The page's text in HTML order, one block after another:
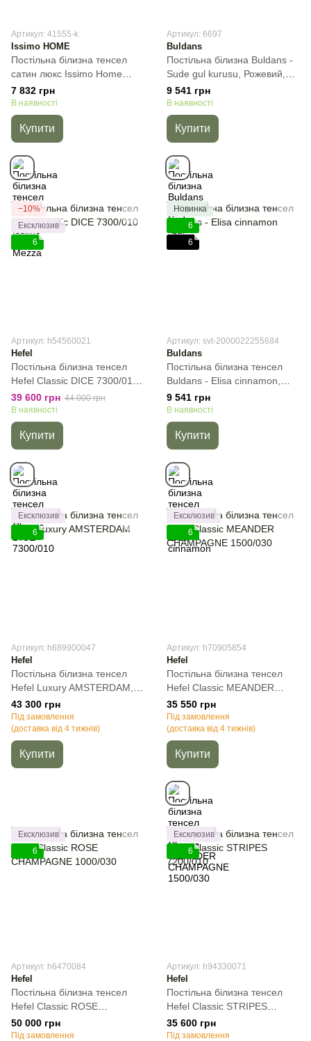
Артикул: 41555-k
Issimo HOME
Постільна білизна тенсел
сатин люкс Issimo Home
Mezza, Темно-синій,
50х70см (4шт), Євро,
200х220 см, 260х270 см
7 832 грн
В наявності
Купити
Артикул: 6697
Buldans
Постільна білизна Buldans -
Sude gul kurusu, Рожевий,
50х70см (2шт), Євро,
200х220 см, 240х260 см
9 541 грн
В наявності
Купити
−10%
Ексклюзив
6
Артикул: h54560021
Hefel
Постільна білизна тенсел
Hefel Classic DICE 7300/010,
Молочний, 50х70см (2шт),
Євро, 200х220 см, 180х200
см (на резинці)
39 600 грн 44 000 грн
В наявності
Купити
Новинка
6
6
Артикул: svt-2000022255684
Buldans
Постільна білизна тенсел
Buldans - Elisa cinnamon,
Цегляний, 50х70см (2шт),
Євро, 200х220 см, 240х260
см
9 541 грн
В наявності
Купити
Ексклюзив
6
Артикул: h689900047
Hefel
Постільна білизна тенсел
Hefel Luxury AMSTERDAM,
50х70см (2шт), Полуторний,
140х200 см, 100х200 см (на
резинці)
43 300 грн
Під замовлення
(доставка від 4 тижнів)
Купити
Ексклюзив
6
Артикул: h70905854
Hefel
Постільна білизна тенсел
Hefel Classic MEANDER
CHAMPAGNE 1500/030,
Кремовий, 50х70см (2шт),
Полуторний, 140х220 см,
160х260 см
35 550 грн
Під замовлення
(доставка від 4 тижнів)
Купити
Ексклюзив
6
Артикул: h6470084
Hefel
Постільна білизна тенсел
Hefel Classic ROSE
CHAMPAGNE 1000/030,
Кремовий, 50х70см (2шт),
50 000 грн
Під замовлення
Ексклюзив
6
Артикул: h94330071
Hefel
Постільна білизна тенсел
Hefel Classic STRIPES
7200/010, Кремовий,
50х70см (2шт), Полуторний,
35 600 грн
Під замовлення